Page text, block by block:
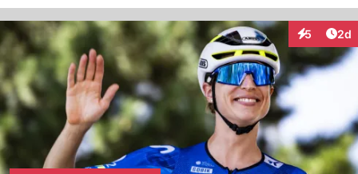
5 2d